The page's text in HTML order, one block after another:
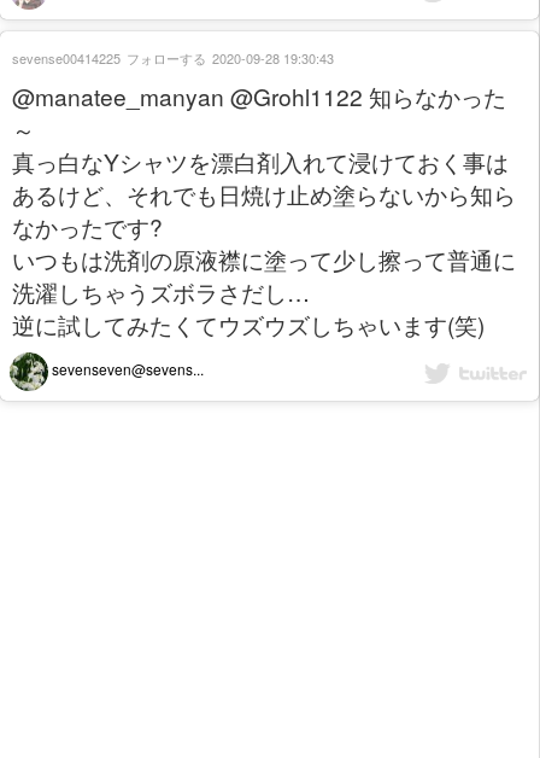
@manatee_manyan @Grohl1122 知らなかった
～
真っ白なYシャツを漂白剤入れて浸けておく事は
あるけど、それでも日焼け止め塗らないから知ら
なかったです?
いつもは洗剤の原液襟に塗って少し擦って普通に
洗濯しちゃうズボラさだし…
逆に試してみたくてウズウズしちゃいます(笑)
sevenseven@sevens...
sevense00414225 フォローする 2020-09-28 19:30:43